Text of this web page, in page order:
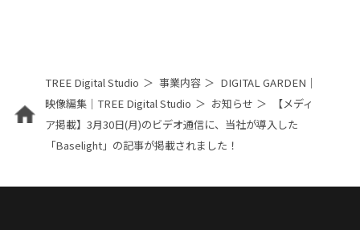
TREE Digital Studio 事業内容
DIGITAL GARDEN｜
映像編集｜TREE Digital Studio
お知らせ
【メディ
ア掲載】3月30日(月)のビデオ通信に、当社が導入した
「Baselight」の記事が掲載されました！